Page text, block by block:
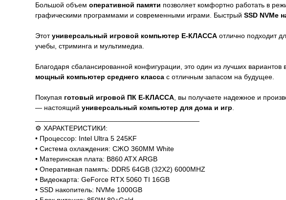
Большой объем оперативной памяти позволяет комфортно работать в
графическими программами и современными играми. Быстрый SSD NVMe
Этотуниверсальный игровой компьютер E-КЛАССА отлично подходит
учебы, стриминга и мультимедиа.
Благодаря сбалансированной конфигурации, это один из лучших вариантов
мощный компьютер среднего класса с отличным запасом на будущее.
Покупая готовый игровой ПК E-КЛАССА , вы получаете надежное и
— настоящий универсальный компьютер для дома и игр
⚙️ ХАРАКТЕРИСТИКИ:
• Процессор: Intel Ultra 5 245KF
• Система охлаждения: СЖО 360MM White
• Материнская плата: B860 ATX ARGB
• Оперативная память: DDR5 64GB (32X2) 6000MHZ
• Видеокарта: GeForce RTX 5060 TI 16GB
• SSD накопитель: NVMe 1000GB